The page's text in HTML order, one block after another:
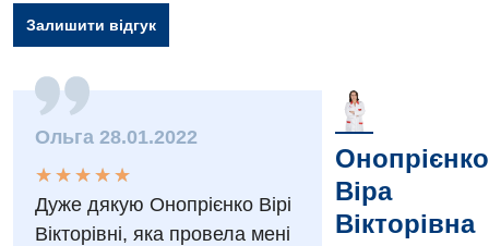
Вакансії
Заходи БПР
Діагностика
Залишити відгук
Ольга 28.01.2022
★
★
★
★
★
★ ★ ★ ★ ★
Дуже дякую Онопрієнко Вірі
Вікторівні, яка провела мені
Онопрієнко
Віра
Вікторівна